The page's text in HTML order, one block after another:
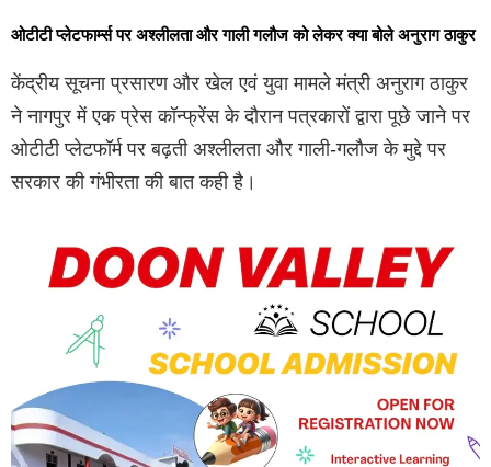
ओटीटी प्लेटफार्म्स पर अश्लीलता और गाली गलौज को लेकर क्या बोले अनुराग ठाकुर
केंद्रीय सूचना प्रसारण और खेल एवं युवा मामले मंत्री अनुराग ठाकुर
ने नागपुर में एक प्रेस कॉन्फ्रेंस के दौरान पत्रकारों द्वारा पूछे जाने पर
ओटीटी प्लेटफॉर्म पर बढ़ती अश्लीलता और गाली-गलौज के मुद्दे पर
सरकार की गंभीरता की बात कही है।